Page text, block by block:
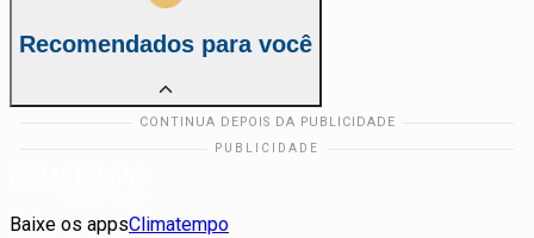
Recomendados para você
Baixe os appsClimatempo